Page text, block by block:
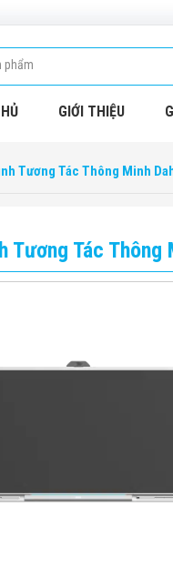
GIỚI THIỆU
Tương Tác Thông Minh
Tương Tác